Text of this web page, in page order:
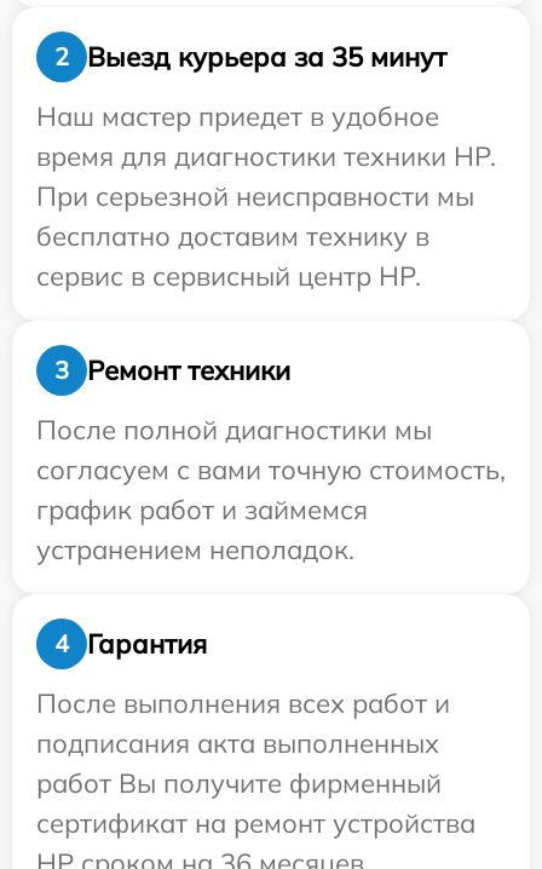
2
Выезд курьера за 35 минут
Наш мастер приедет в удобное
время для диагностики техники HP.
При серьезной неисправности мы
бесплатно доставим технику в
сервис в сервисный центр HP.
3
Ремонт техники
После полной диагностики мы
согласуем с вами точную стоимость,
график работ и займемся
устранением неполадок.
4
Гарантия
После выполнения всех работ и
подписания акта выполненных
работ Вы получите фирменный
сертификат на ремонт устройства